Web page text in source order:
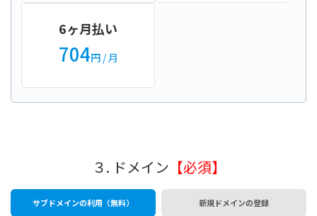
6ヶ月払い
704円/ 月
３. ドメイン 【必須】
サブドメインの利用（無料） 新規ドメインの登録